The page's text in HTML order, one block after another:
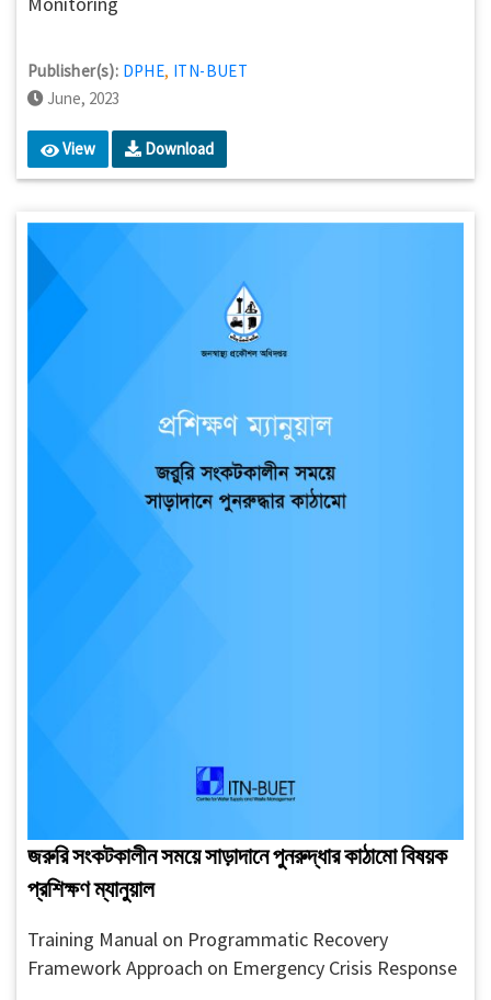
Publisher(s): DPHE, ITN-BUET
June, 2023
View Download
জরুরি সংকটকালীন সময়ে সাড়াদানে পুনরুদ্ধার কাঠামো বিষয়ক
প্রশিক্ষণ ম্যানুয়াল
Training Manual on Programmatic Recovery
Framework Approach on Emergency Crisis Response